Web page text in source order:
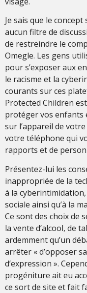
Je sais que le
aucun filtre de
de restreindre le
Omegle. Les gens
pour s’exposer aux
le racisme et la
courants sur ces
Protected Children
protéger vos enfants
sur l’appareil de
votre téléphone qui
rapports et de
Présentez-lui les
inappropriée de la
à la
sociale ainsi qu’à la
Ce sont des choix de
la vente d’alcool, de
ardemment qu’un
arrêter « d’opposer
d’expression ».
progéniture ait eu
ce sort de site et fait